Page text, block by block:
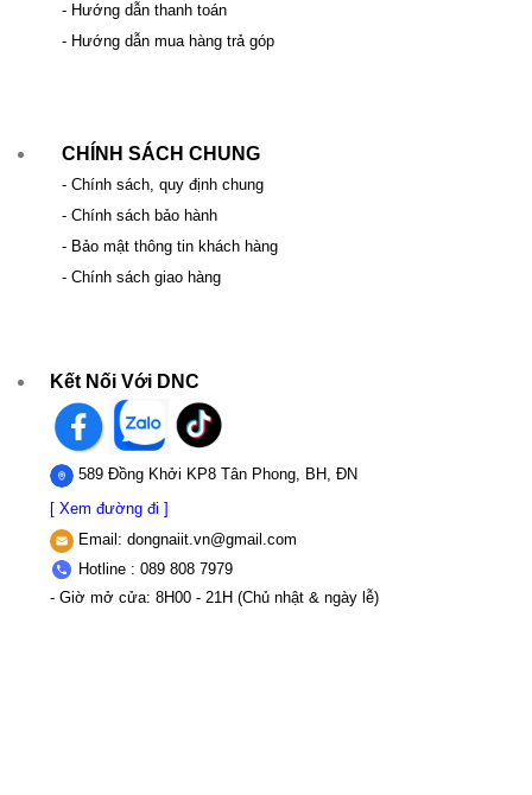
- Hướng dẫn thanh toán
- Hướng dẫn mua hàng trả góp
CHÍNH SÁCH CHUNG
- Chính sách, quy định chung
- Chính sách bảo hành
- Bảo mật thông tin khách hàng
- Chính sách giao hàng
Kết Nối Với DNC
589 Đồng Khởi KP8 Tân Phong, BH, ĐN
[ Xem đường đi ]
Email: dongnaiit.vn@gmail.com
Hotline : 089 808 7979
- Giờ mở cửa: 8H00 - 21H (Chủ nhật & ngày lễ)